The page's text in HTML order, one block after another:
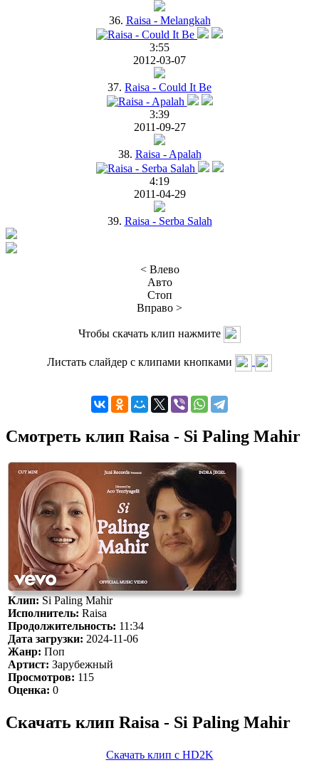
36. Raisa - Melangkah
3:55
2012-03-07
37. Raisa - Could It Be
3:39
2011-09-27
38. Raisa - Apalah
4:19
2011-04-29
39. Raisa - Serba Salah
< Влево
Авто
Стоп
Вправо >
Чтобы скачать клип нажмите
Листать слайдер с клипами кнопками
Смотреть клип Raisa - Si Paling Mahir
Клип:Si Paling Mahir
Исполнитель: Raisa
Продолжительность: 11:34
Дата загрузки: 2024-11-06
Жанр: Поп
Артист: Зарубежный
Просмотров: 115
Оценка: 0
Скачать клип Raisa - Si Paling Mahir
Скачать клип с HD2K